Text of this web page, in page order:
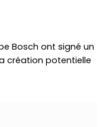
Bosch ont signé un
création potentielle